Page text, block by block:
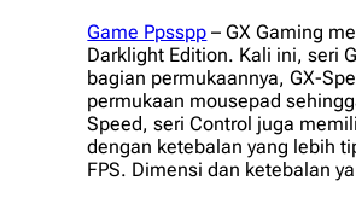
Game Ppsspp – GX Gaming
Darklight Edition. Kali ini, seri
bagian permukaannya, GX-
permukaan mousepad
Speed, seri Control juga
dengan ketebalan yang lebih
FPS. Dimensi dan ketebalan